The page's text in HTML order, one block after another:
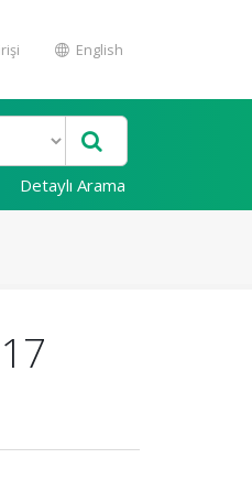
English
Detaylı Arama